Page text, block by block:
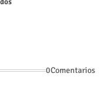
0Comentarios